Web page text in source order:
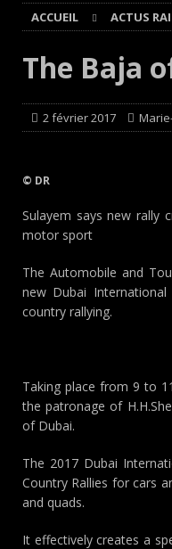
Cours
[ 4 août
[ 4 août
[ 3 août
ACCUEIL ACTUS
The Baja
2 février 2017
© DR
Sulayem says new rally
motor sport
The Automobile and
new Dubai
country rallying.
Taking place from 9 to
the patronage of
of Dubai.
The 2017 Dubai
Country Rallies for cars
and quads.
It effectively creates a